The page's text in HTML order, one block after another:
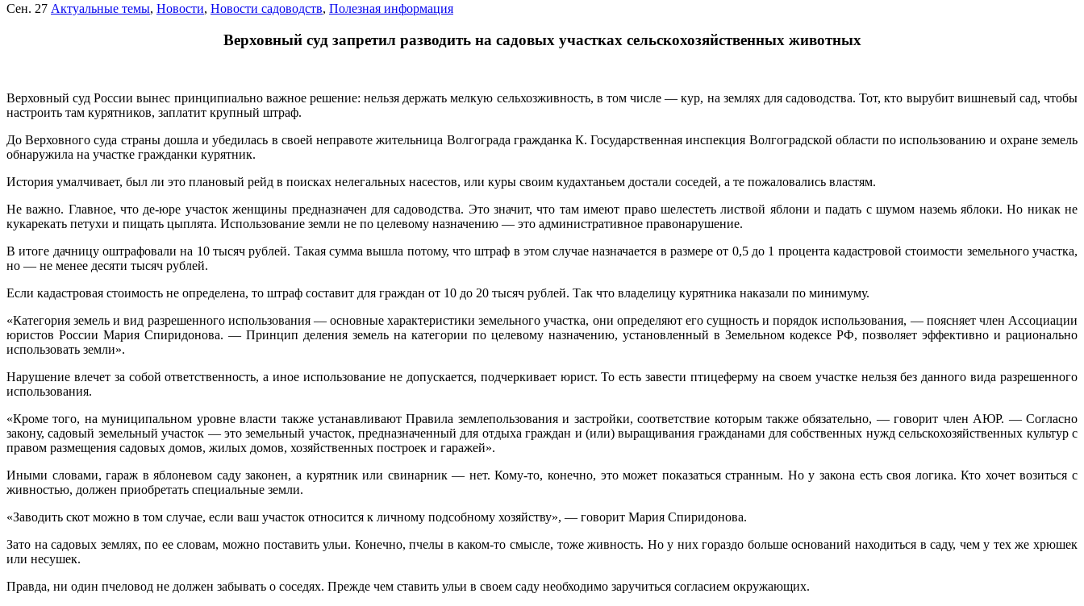
Сен. 27 Актуальные темы, Новости, Новости садоводств, Полезная информация
Верховный суд запретил разводить на садовых участках сельскохозяйственных животных
Верховный суд России вынес принципиально важное решение: нельзя держать мелкую сельхозживность, в том числе — кур, на землях для садоводства. Тот, кто вырубит вишневый сад, чтобы
настроить там курятников, заплатит крупный штраф.
До Верховного суда страны дошла и убедилась в своей неправоте жительница Волгограда гражданка К. Государственная инспекция Волгоградской области по использованию и охране земель
обнаружила на участке гражданки курятник.
История умалчивает, был ли это плановый рейд в поисках нелегальных насестов, или куры своим кудахтаньем достали соседей, а те пожаловались властям.
Не важно. Главное, что де-юре участок женщины предназначен для садоводства. Это значит, что там имеют право шелестеть листвой яблони и падать с шумом наземь яблоки. Но никак не
кукарекать петухи и пищать цыплята. Использование земли не по целевому назначению — это административное правонарушение.
В итоге дачницу оштрафовали на 10 тысяч рублей. Такая сумма вышла потому, что штраф в этом случае назначается в размере от 0,5 до 1 процента кадастровой стоимости земельного участка,
но — не менее десяти тысяч рублей.
Если кадастровая стоимость не определена, то штраф составит для граждан от 10 до 20 тысяч рублей. Так что владелицу курятника наказали по минимуму.
«Категория земель и вид разрешенного использования — основные характеристики земельного участка, они определяют его сущность и порядок использования, — поясняет член Ассоциации
юристов России Мария Спиридонова. — Принцип деления земель на категории по целевому назначению, установленный в Земельном кодексе РФ, позволяет эффективно и рационально
использовать земли».
Нарушение влечет за собой ответственность, а иное использование не допускается, подчеркивает юрист. То есть завести птицеферму на своем участке нельзя без данного вида разрешенного
использования.
«Кроме того, на муниципальном уровне власти также устанавливают Правила землепользования и застройки, соответствие которым также обязательно, — говорит член АЮР. — Согласно
закону, садовый земельный участок — это земельный участок, предназначенный для отдыха граждан и (или) выращивания гражданами для собственных нужд сельскохозяйственных культур с
правом размещения садовых домов, жилых домов, хозяйственных построек и гаражей».
Иными словами, гараж в яблоневом саду законен, а курятник или свинарник — нет. Кому-то, конечно, это может показаться странным. Но у закона есть своя логика. Кто хочет возиться с
живностью, должен приобретать специальные земли.
«Заводить скот можно в том случае, если ваш участок относится к личному подсобному хозяйству», — говорит Мария Спиридонова.
Зато на садовых землях, по ее словам, можно поставить ульи. Конечно, пчелы в каком-то смысле, тоже живность. Но у них гораздо больше оснований находиться в саду, чем у тех же хрюшек
или несушек.
Правда, ни один пчеловод не должен забывать о соседях. Прежде чем ставить ульи в своем саду необходимо заручиться согласием окружающих.